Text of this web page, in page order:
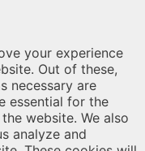
your experience
Out of these,
necessary are
essential for the
website. We also
analyze and